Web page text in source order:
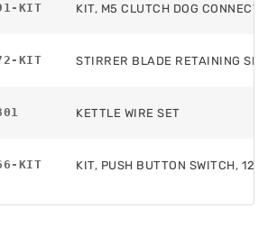
KIT KIT, M5 CLUTCH DOG
KIT STIRRER BLADE RETAINING
KETTLE WIRE SET
KIT KIT, PUSH BUTTON SWITCH, 120V